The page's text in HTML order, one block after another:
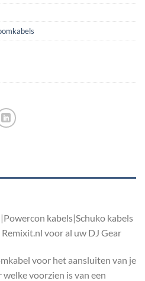
kabels|Schuko kabels
voor al uw DJ Gear
voor het aansluiten van je
voorzien is van een